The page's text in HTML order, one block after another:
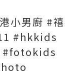
小男廚 #禧
#hkkids